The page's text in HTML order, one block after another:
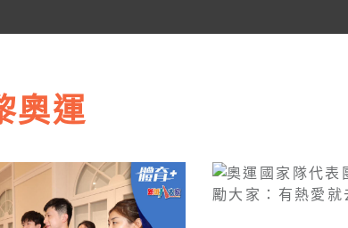
奧運